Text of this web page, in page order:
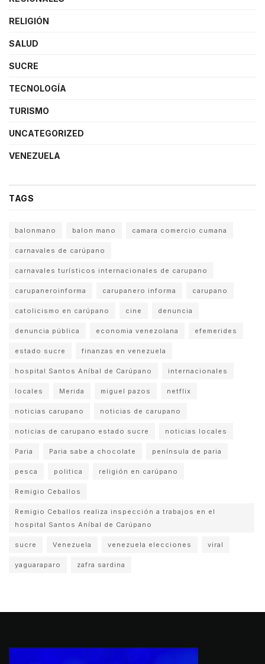
RELIGIÓN
SALUD
SUCRE
TECNOLOGÍA
TURISMO
UNCATEGORIZED
VENEZUELA
TAGS
balonmano balon mano camara comercio cumana
carnavales de carúpano
carnavales turísticos internacionales de carupano
carupaneroinforma carupanero informa carupano
catolicismo en carúpano cine denuncia
denuncia pública economia venezolana efemerides
estado sucre finanzas en venezuela
hospital Santos Aníbal de Carúpano internacionales
locales Merida miguel pazos netflix
noticias carupano noticias de carupano
noticias de carupano estado sucre noticias locales
Paria Paria sabe a chocolate península de paria
pesca politica religión en carúpano
Remigio Ceballos
Remigio Ceballos realiza inspección a trabajos en el
hospital Santos Aníbal de Carúpano
sucre Venezuela venezuela elecciones viral
yaguaraparo zafra sardina